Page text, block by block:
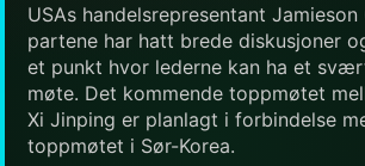
USAs handelsrepresentant
partene har hatt brede diskusjoner
et punkt hvor lederne kan ha et
møte. Det kommende toppmøtet
Xi Jinping er planlagt i forbindelse
toppmøtet i Sør-Korea.